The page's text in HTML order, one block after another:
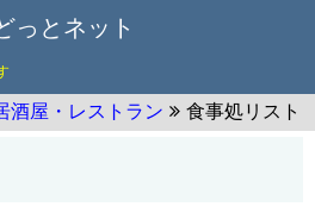
っとネット
酒屋・レストラン 食事処リスト